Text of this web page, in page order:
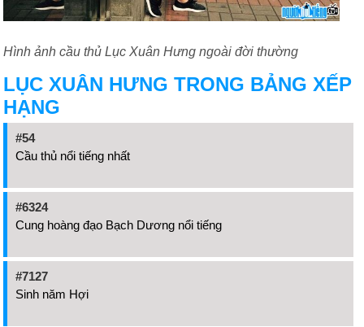
Hình ảnh cầu thủ Lục Xuân Hưng ngoài đời thường
LỤC XUÂN HƯNG TRONG BẢNG XẾP
HẠNG
#54
Cầu thủ nổi tiếng nhất
#6324
Cung hoàng đạo Bạch Dương nổi tiếng
#7127
Sinh năm Hợi